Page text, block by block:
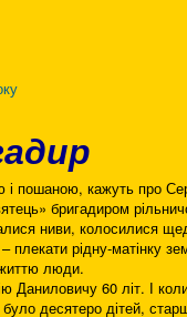
і пошаною, кажуть про
бригадиром
ниви, колосилися
плекати рідну-матінку
люди.
Даниловичу 60 літ. І
було десятеро дітей,